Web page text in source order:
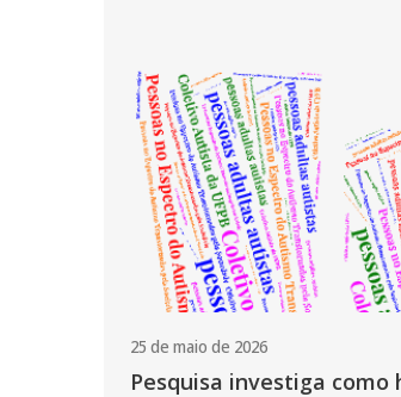
25 de maio de 2026
Pesquisa investiga